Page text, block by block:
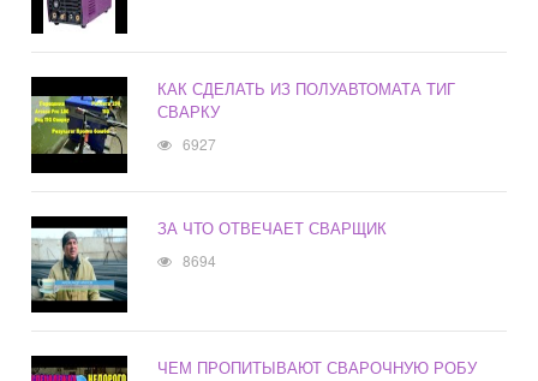
КАК СДЕЛАТЬ ИЗ ПОЛУАВТОМАТА ТИГ
СВАРКУ
6927
ЗА ЧТО ОТВЕЧАЕТ СВАРЩИК
8694
ЧЕМ ПРОПИТЫВАЮТ СВАРОЧНУЮ РОБУ